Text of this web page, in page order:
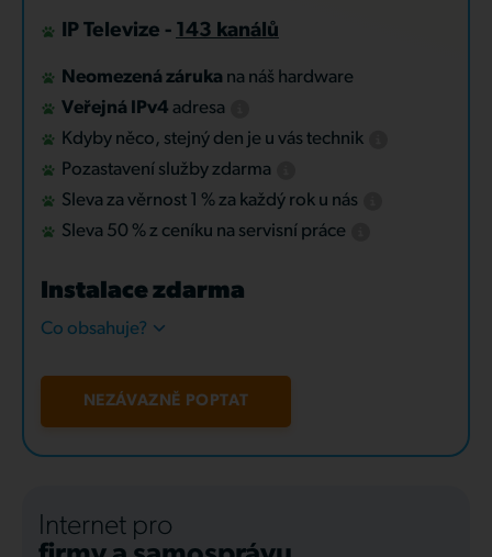
IP Televize - 143 kanálů
Neomezená záruka na náš hardware
Veřejná IPv4 adresa
Kdyby něco, stejný den je u vás technik
Pozastavení služby zdarma
Sleva za věrnost 1 % za každý rok u nás
Sleva 50 % z ceníku na servisní práce
Instalace zdarma
Co obsahuje?
NEZÁVAZNĚ POPTAT
Internet pro